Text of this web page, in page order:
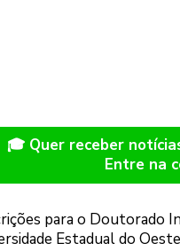
🎓 Quer receber
Entre na
para o Doutorado
Estadual do